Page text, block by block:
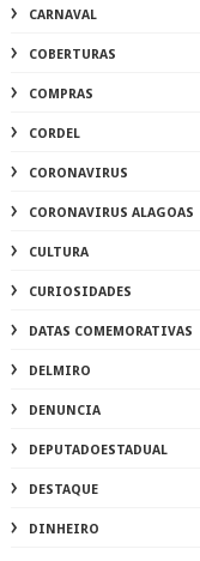
CARNAVAL
COBERTURAS
COMPRAS
CORDEL
CORONAVIRUS
CORONAVIRUS ALAGOAS
CULTURA
CURIOSIDADES
DATAS COMEMORATIVAS
DELMIRO
DENUNCIA
DEPUTADOESTADUAL
DESTAQUE
DINHEIRO